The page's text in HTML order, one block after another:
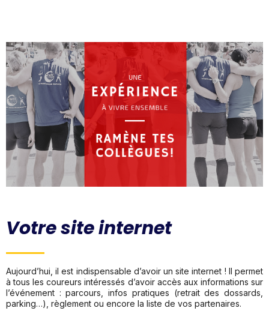
Votre site internet
Aujourd’hui, il est indispensable d’avoir un site internet ! Il permet
à tous les coureurs intéressés d’avoir accès aux informations sur
l’événement : parcours, infos pratiques (retrait des dossards,
parking…), règlement ou encore la liste de vos partenaires.